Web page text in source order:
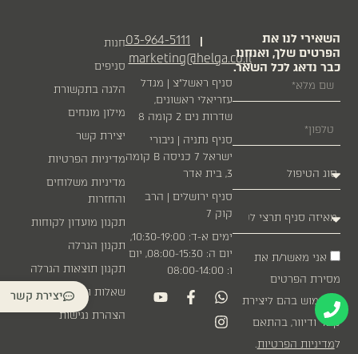
03-964-5111 |
marketing@helga.co.il
סניף ראשל״צ | מגדל
עזריאלי ראשונים,
שדרות נים 2 קומה 8
סניף נתניה | גיבורי
ישראל 7 כניסה B קומה
3, בית אדר
סניף ירושלים | הרב
קוק 7
ימים א-ד: 10:30-19:00,
יום ה: 08:00-15:30, יום
ו: 08:00-14:00
חנות
סניפים
הלגה בתקשורת
מילון מונחים
יצירת קשר
מדיניות הפרטיות
מדיניות משלוחים
והחזרות
תקנון מועדון לקוחות
תקנון הגרלה
תקנון תוצאות הגרלה
שאלות ותשובות
הצהרת נגישות
השאירי לנו את
הפרטים שלך, ואנחנו
כבר נדאג לכל השאר.
אני מאשר/ת את
מסירת הפרטים
והשימוש בהם ליצירת
קשר ודיוור, בהתאם
למדיניות הפרטיות.
יצירת קשר